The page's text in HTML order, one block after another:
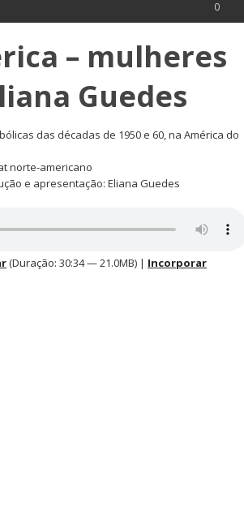
0
– mulheres
Guedes
das décadas de 1950 e 60, na América do
norte-americano
e apresentação: Eliana Guedes
(Duração: 30:34 — 21.0MB) | Incorporar